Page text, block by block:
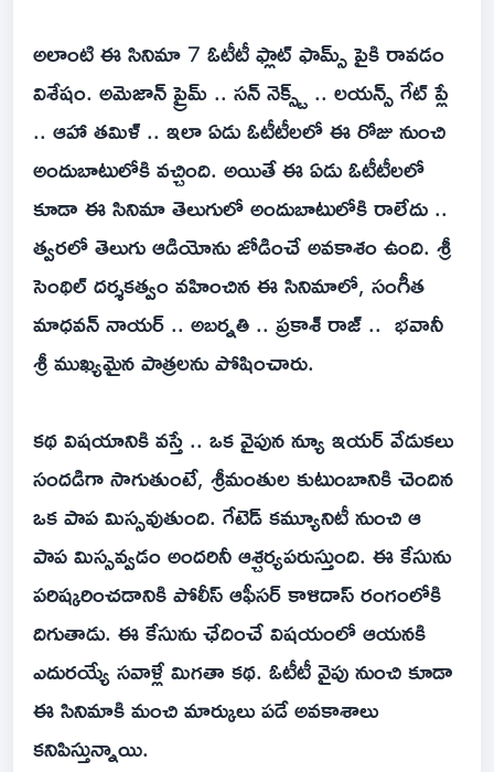
అలాంటి ఈ సినిమా 7 ఓటీటీ ఫ్లాట్ ఫామ్స్ పైకి రావడం
విశేషం. అమెజాన్ ప్రైమ్ .. సన్ నెక్స్ట్ .. లయన్స్ గేట్ ప్లే
.. ఆహా తమిళ్ .. ఇలా ఏడు ఓటీటీలలో ఈ రోజు నుంచి
అందుబాటులోకి వచ్చింది. అయితే ఈ ఏడు ఓటీటీలలో
కూడా ఈ సినిమా తెలుగులో అందుబాటులోకి రాలేదు ..
త్వరలో తెలుగు ఆడియోను జోడించే అవకాశం ఉంది. శ్రీ
సెంథిల్ దర్శకత్వం వహించిన ఈ సినిమాలో, సంగీత
మాధవన్ నాయర్ .. అబర్నతి .. ప్రకాశ్ రాజ్ .. భవానీ
శ్రీ ముఖ్యమైన పాత్రలను పోషించారు.
కథ విషయానికి వస్తే .. ఒక వైపున న్యూ ఇయర్ వేడుకలు
సందడిగా సాగుతుంటే, శ్రీమంతుల కుటుంబానికి చెందిన
ఒక పాప మిస్సవుతుంది. గేటెడ్ కమ్యూనిటీ నుంచి ఆ
పాప మిస్సవ్వడం అందరినీ ఆశ్చర్యపరుస్తుంది. ఈ కేసును
పరిష్కరించడానికి పోలీస్ ఆఫీసర్ కాళిదాస్ రంగంలోకి
దిగుతాడు. ఈ కేసును ఛేదించే విషయంలో ఆయనకి
ఎదురయ్యే సవాళ్లే మిగతా కథ. ఓటీటీ వైపు నుంచి కూడా
ఈ సినిమాకి మంచి మార్కులు పడే అవకాశాలు
కనిపిస్తున్నాయి.